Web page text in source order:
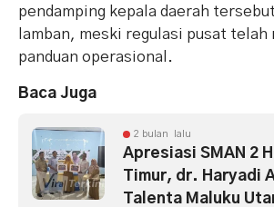
pendamping kepala daerah
lamban, meski regulasi pusat telah
panduan operasional.
Baca Juga
2 bulan lalu
Apresiasi SMAN 2
Timur, dr. Haryadi
Talenta Maluku